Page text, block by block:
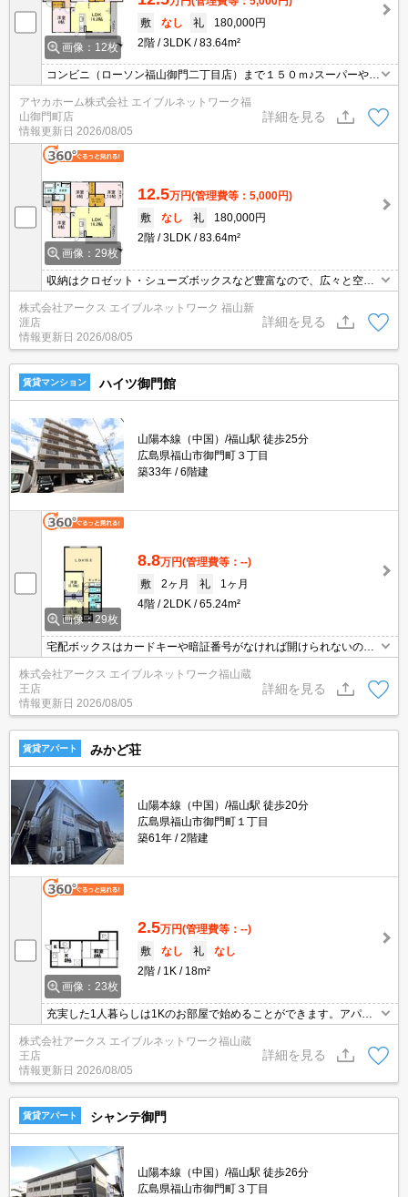
画像：12枚
敷
なし 礼
180,000円
2階
3LDK 83.64m²
コンビニ（ローソン福山御門二丁目店）まで１５０ｍ♪スーパーや本
配ボックスを設置しているので不在時でも荷物を受け取れます！オ
ートロックやカードキーを採用しており、セキュリティも万全です
★
アヤカホーム株式会社 エイブルネットワーク福
山御門町店
情報更新日 2026/08/05
詳細を見る
画像：29枚
12.5万円(管理費等：5,000円)
敷
なし 礼
180,000円
2階
3LDK 83.64m²
収納はクロゼット・シューズボックスなど豊富なので、広々と空間
を利用することも可能です。宅配業者の人に家の中を見られたくな
いという方でも、宅配ボックスがあるので宅配業者の人に家の中を
見られずに荷物を受け取ることができます。室内設備は浴室乾燥
機・洗面所独立などが揃っており、とても充実しています。
株式会社アークス エイブルネットワーク 福山新
涯店
情報更新日 2026/08/05
詳細を見る
賃貸マンション ハイツ御門館
山陽本線（中国）/福山駅 徒歩25分
広島県福山市御門町３丁目
築33年
6階建
画像：29枚
8.8万円(管理費等：--)
敷
2ヶ月 礼
1ヶ月
4階
2LDK 65.24m²
宅配ボックスはカードキーや暗証番号がなければ開けられないの
で、荷物の盗難防止にもつながります。独立した洗面所で、朝の身
支度も快適に行なうことができます。収納はクロゼット・シューズ
ボックスなどが備え付けられているので、衣類や日用品の収納に重
宝します。2LDKなのでお部屋が広くて快適な生活を送れる部屋と
なっています。
株式会社アークス エイブルネットワーク福山蔵
王店
情報更新日 2026/08/05
詳細を見る
賃貸アパート みかど荘
山陽本線（中国）/福山駅 徒歩20分
広島県福山市御門町１丁目
築61年
2階建
画像：23枚
2.5万円(管理費等：--)
敷
なし 礼
なし
2階
1K 18m²
充実した1人暮らしは1Kのお部屋で始めることができます。アパー
トタイプのお部屋です。上階からの音が聞こえない最上階のお部屋
です。車をお持ちの方にはうれしい現在空き有りの駐車場付き。現
代のライフスタイルに合わせた和室をご用意しています。
株式会社アークス エイブルネットワーク福山蔵
王店
情報更新日 2026/08/05
詳細を見る
賃貸アパート シャンテ御門
山陽本線（中国）/福山駅 徒歩26分
広島県福山市御門町３丁目